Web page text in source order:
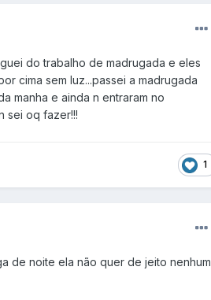
do trabalho de madrugada e eles
cima sem luz...passei a madrugada
manha e ainda n entraram no
sei oq fazer!!!
1
de noite ela não quer de jeito nenhum